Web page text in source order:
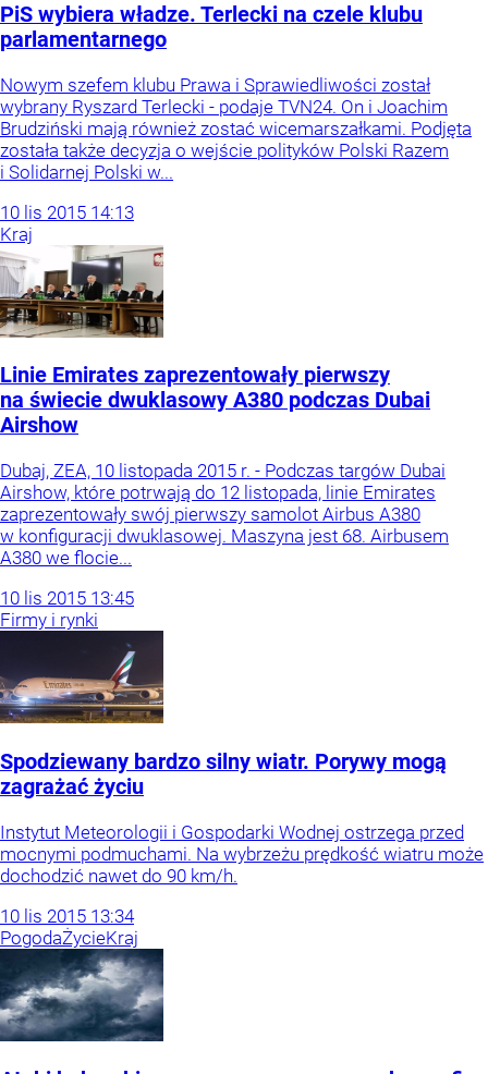
PiS wybiera władze. Terlecki na czele klubu
parlamentarnego
Nowym szefem klubu Prawa i Sprawiedliwości został
wybrany Ryszard Terlecki - podaje TVN24. On i Joachim
Brudziński mają również zostać wicemarszałkami. Podjęta
została także decyzja o wejście polityków Polski Razem
i Solidarnej Polski w...
10 lis 2015 14:13
Kraj
Linie Emirates zaprezentowały pierwszy
na świecie dwuklasowy A380 podczas Dubai
Airshow
Dubaj, ZEA, 10 listopada 2015 r. - Podczas targów Dubai
Airshow, które potrwają do 12 listopada, linie Emirates
zaprezentowały swój pierwszy samolot Airbus A380
w konfiguracji dwuklasowej. Maszyna jest 68. Airbusem
A380 we flocie...
10 lis 2015 13:45
Firmy i rynki
Spodziewany bardzo silny wiatr. Porywy mogą
zagrażać życiu
Instytut Meteorologii i Gospodarki Wodnej ostrzega przed
mocnymi podmuchami. Na wybrzeżu prędkość wiatru może
dochodzić nawet do 90 km/h.
10 lis 2015 13:34
PogodaŻycieKraj